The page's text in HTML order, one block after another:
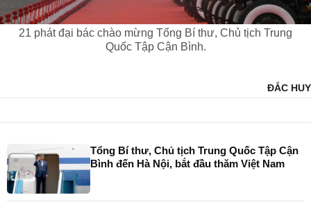
21 phát đại bác chào mừng Tổng Bí thư, Chủ tịch Trung
Quốc Tập Cận Bình.
ĐẮC HUY
Tổng Bí thư, Chủ tịch Trung Quốc Tập Cận
Bình đến Hà Nội, bắt đầu thăm Việt Nam